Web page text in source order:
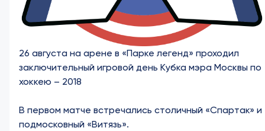
26 августа на арене в «Парке легенд» проходил
заключительный игровой день Кубка мэра Москвы по
хоккею – 2018
В первом матче встречались столичный «Спартак» и
подмосковный «Витязь».